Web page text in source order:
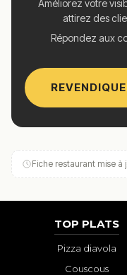
Améliorez votre
attirez des
Répondez aux
Fiche restaurant mise à
TOP PLATS
Pizza diavola
Couscous